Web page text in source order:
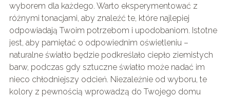
wyborem dla każdego. Warto eksperymentować z
różnymi tonacjami, aby znaleźć te, które najlepiej
odpowiadają Twoim potrzebom i upodobaniom. Istotne
jest, aby pamiętać o odpowiednim oświetleniu –
naturalne światło będzie podkreślało ciepło ziemistych
barw, podczas gdy sztuczne światło może nadać im
nieco chłodniejszy odcień. Niezależnie od wyboru, te
kolory z pewnością wprowadzą do Twojego domu